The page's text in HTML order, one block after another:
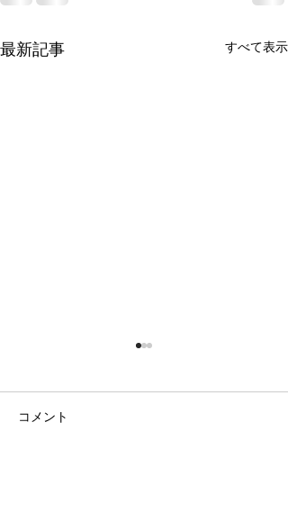
最新記事 すべて表示
コメント